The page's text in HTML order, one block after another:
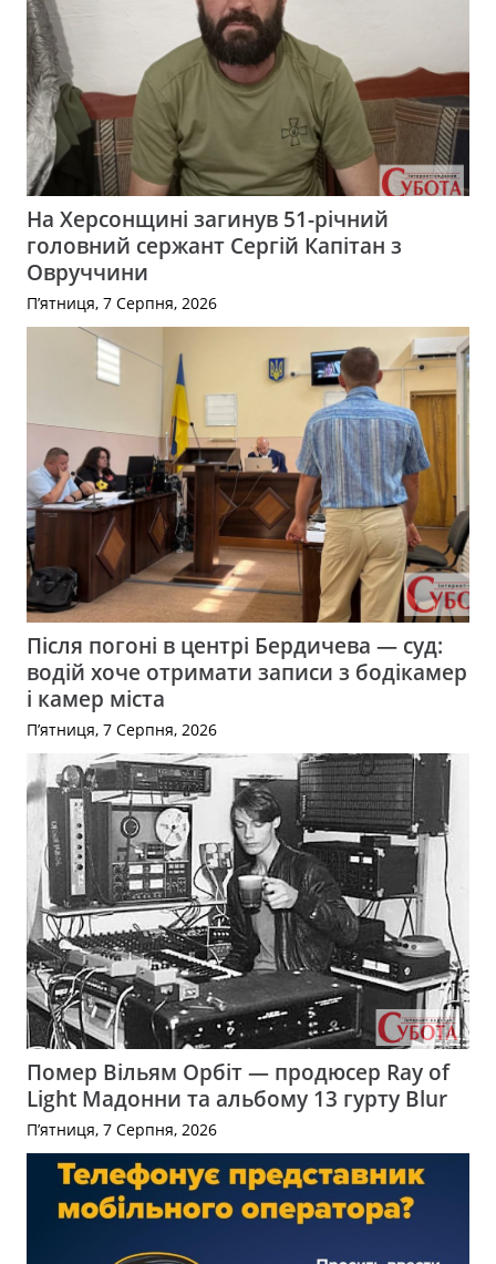
На Херсонщині загинув 51-річний
головний сержант Сергій Капітан з
Овруччини
П’ятниця, 7 Серпня, 2026
Після погоні в центрі Бердичева — суд:
водій хоче отримати записи з бодікамер
і камер міста
П’ятниця, 7 Серпня, 2026
Помер Вільям Орбіт — продюсер Ray of
Light Мадонни та альбому 13 гурту Blur
П’ятниця, 7 Серпня, 2026